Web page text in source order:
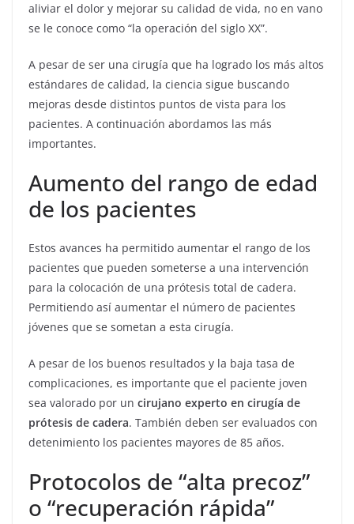
aliviar el dolor y mejorar su calidad de vida, no en vano
se le conoce como “la operación del siglo XX”.
A pesar de ser una cirugía que ha logrado los más altos
estándares de calidad, la ciencia sigue buscando
mejoras desde distintos puntos de vista para los
pacientes. A continuación abordamos las más
importantes.
Aumento del rango de edad
de los pacientes
Estos avances ha permitido aumentar el rango de los
pacientes que pueden someterse a una intervención
para la colocación de una prótesis total de cadera.
Permitiendo así aumentar el número de pacientes
jóvenes que se sometan a esta cirugía.
A pesar de los buenos resultados y la baja tasa de
complicaciones, es importante que el paciente joven
sea valorado por un cirujano experto en cirugía de
prótesis de cadera. También deben ser evaluados con
detenimiento los pacientes mayores de 85 años.
Protocolos de “alta precoz”
o “recuperación rápida”